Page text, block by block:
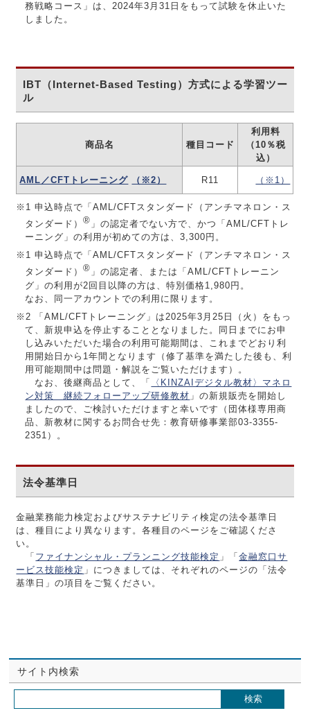
務戦略コース」は、2024年3月31日をもって試験を休止いた
しました。
IBT（Internet-Based Testing）方式による学習ツー
ル
商品名 種目コード
利用料
（10％税
込）
AML／CFTトレーニング （※2） R11 （※1）
※1 申込時点で「AML/CFTスタンダード（アンチマネロン・ス
タンダード）® 」の認定者でない方で、かつ「AML/CFTトレ
ーニング」の利用が初めての方は、3,300円。
※1 申込時点で「AML/CFTスタンダード（アンチマネロン・ス
タンダード）® 」の認定者、または「AML/CFTトレーニン
グ」の利用が2回目以降の方は、特別価格1,980円。
なお、同一アカウントでの利用に限ります。
※2 「AML/CFTトレーニング」は2025年3月25日（火）をもっ
て、新規申込を停止することとなりました。同日までにお申
し込みいただいた場合の利用可能期間は、これまでどおり利
用開始日から1年間となります（修了基準を満たした後も、利
用可能期間中は問題・解説をご覧いただけます）。
なお、後継商品として、「
〈KINZAIデジタル教材〉マネロ
ン対策 継続フォローアップ研修教材 」の新規販売を開始し
ましたので、ご検討いただけますと幸いです（団体様専用商
品、新教材に関するお問合せ先：教育研修事業部03-3355-
2351）。
法令基準日
金融業務能力検定およびサステナビリティ検定の法令基準日
は、種目により異なります。各種目のページをご確認くださ
い。
「 ファイナンシャル・プランニング技能検定 」「金融窓口サ
ービス技能検定 」につきましては、それぞれのページの「法令
基準日」の項目をご覧ください。
サイト内検索